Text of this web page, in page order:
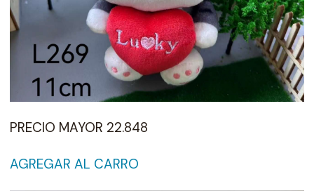
PRECIO MAYOR 22.848
AGREGAR AL CARRO